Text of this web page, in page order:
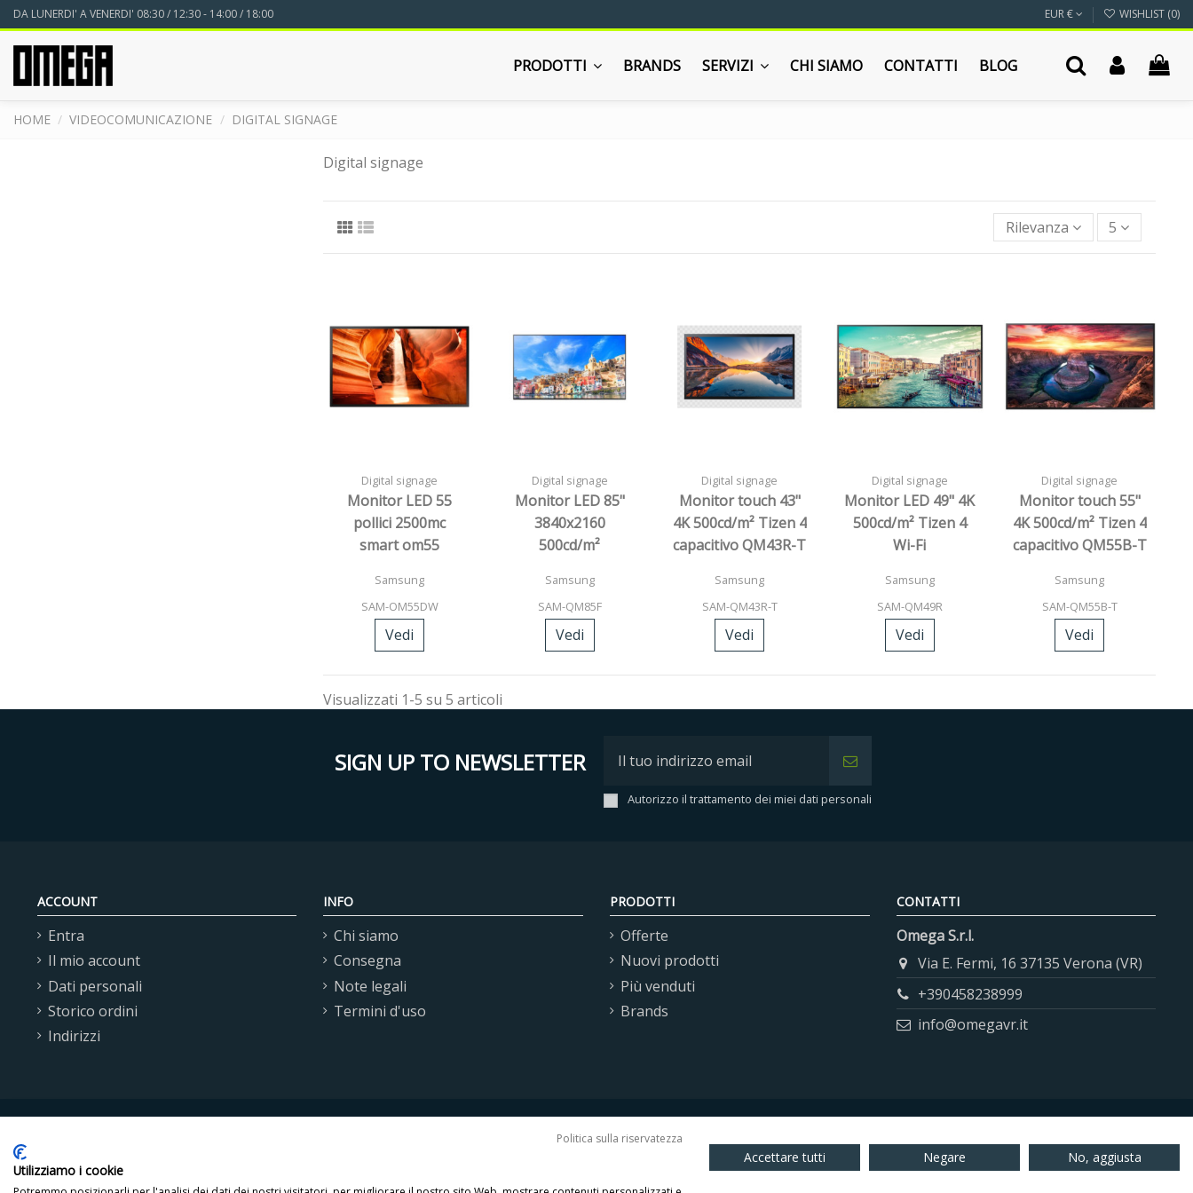
DA LUNERDI' A VENERDI' 08:30 / 12:30 - 14:00 / 18:00 EUR € WISHLIST (0)
PRODOTTI BRANDS SERVIZI CHI SIAMO CONTATTI BLOG
HOME VIDEOCOMUNICAZIONE DIGITAL SIGNAGE
Digital signage
Rilevanza 5
Digital signage
Monitor LED 55
pollici 2500mc
smart om55
Samsung
SAM-OM55DW
Vedi
Digital signage
Monitor LED 85"
3840x2160
500cd/m²
55,5kg QM85F
Samsung
SAM-QM85F
Vedi
Digital signage
Monitor touch 43"
4K 500cd/m² Tizen 4
capacitivo QM43R-T
Samsung
SAM-QM43R-T
Vedi
Digital signage
Monitor LED 49" 4K
500cd/m² Tizen 4
Wi-Fi
Samsung
SAM-QM49R
Vedi
Digital signage
Monitor touch 55"
4K 500cd/m² Tizen 4
capacitivo QM55B-T
Samsung
SAM-QM55B-T
Vedi
Visualizzati 1-5 su 5 articoli
SIGN UP TO NEWSLETTER
Autorizzo il trattamento dei miei dati personali
ACCOUNT
Entra
Il mio account
Dati personali
Storico ordini
Indirizzi
INFO
Chi siamo
Consegna
Note legali
Termini d'uso
PRODOTTI
Offerte
Nuovi prodotti
Più venduti
Brands
CONTATTI
Omega S.r.l.
Via E. Fermi, 16 37135 Verona (VR)
+390458238999
info@omegavr.it
Politica sulla riservatezza
Utilizziamo i cookie
Accettare tutti Negare No, aggiusta